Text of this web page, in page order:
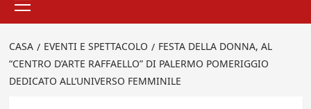
principale
CASA EVENTI E SPETTACOLO
FESTA DELLA DONNA, AL
“CENTRO D’ARTE RAFFAELLO” DI PALERMO POMERIGGIO
DEDICATO ALL’UNIVERSO FEMMINILE